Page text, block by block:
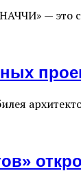
— это